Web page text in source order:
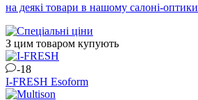
на деякі товари в нашому салоні-оптики
З цим товаром купують
-18
I-FRESH Esoform